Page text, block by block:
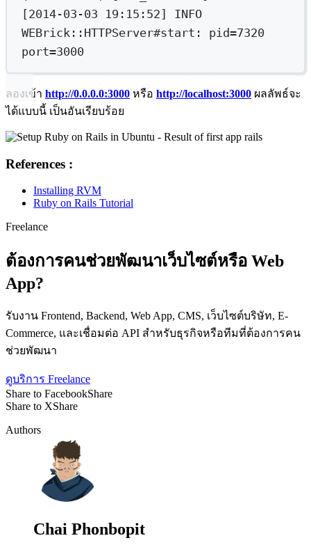
[2014-03-03 19:15:52] INFO
WEBrick::HTTPServer#start: pid=7320
port=3000
ลองเข้า http://0.0.0.0:3000 หรือ http://localhost:3000 ผลลัพธ์จะ
ได้แบบนี้ เป็นอันเรียบร้อย
References :
Installing RVM
Ruby on Rails Tutorial
Freelance
ต้องการคนช่วยพัฒนาเว็บไซต์หรือ Web
App?
รับงาน Frontend, Backend, Web App, CMS, เว็บไซต์บริษัท, E-
Commerce, และเชื่อมต่อ API สำหรับธุรกิจหรือทีมที่ต้องการคน
ช่วยพัฒนา
ดูบริการ Freelance
Share to FacebookShare
Share to XShare
Authors
Chai Phonbopit